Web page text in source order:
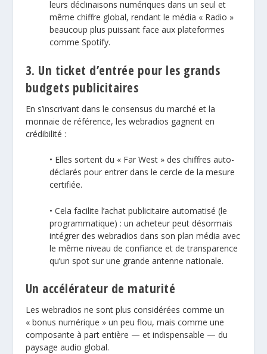
leurs déclinaisons numériques dans un seul et
même chiffre global, rendant le média « Radio »
beaucoup plus puissant face aux plateformes
comme Spotify.
3. Un ticket d’entrée pour les grands
budgets publicitaires
En s’inscrivant dans le consensus du marché et la
monnaie de référence, les webradios gagnent en
crédibilité :
• Elles sortent du « Far West » des chiffres auto-
déclarés pour entrer dans le cercle de la mesure
certifiée.
• Cela facilite l’achat publicitaire automatisé (le
programmatique) : un acheteur peut désormais
intégrer des webradios dans son plan média avec
le même niveau de confiance et de transparence
qu’un spot sur une grande antenne nationale.
Un accélérateur de maturité
Les webradios ne sont plus considérées comme un
« bonus numérique » un peu flou, mais comme une
composante à part entière — et indispensable — du
paysage audio global.